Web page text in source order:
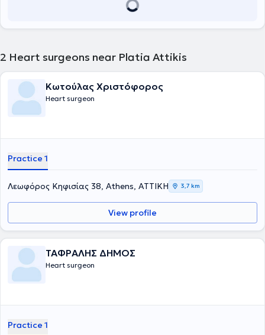
2 Heart surgeons near Platia Attikis
Κωτούλας Χριστόφορος
Heart surgeon
Practice 1
Λεωφόρος Κηφισίας 38, Athens, ΑΤΤΙΚΗ 3,7 km
View profile
ΤΑΦΡΑΛΗΣ ΔΗΜΟΣ
Heart surgeon
Practice 1